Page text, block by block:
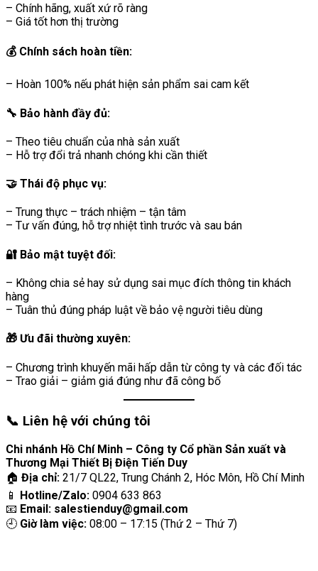
– Chính hãng, xuất xứ rõ ràng
– Giá tốt hơn thị trường
💰 Chính sách hoàn tiền:
– Hoàn 100% nếu phát hiện sản phẩm sai cam kết
🔧 Bảo hành đầy đủ:
– Theo tiêu chuẩn của nhà sản xuất
– Hỗ trợ đổi trả nhanh chóng khi cần thiết
🤝 Thái độ phục vụ:
– Trung thực – trách nhiệm – tận tâm
– Tư vấn đúng, hỗ trợ nhiệt tình trước và sau bán
🔐 Bảo mật tuyệt đối:
– Không chia sẻ hay sử dụng sai mục đích thông tin khách
hàng
– Tuân thủ đúng pháp luật về bảo vệ người tiêu dùng
🎁 Ưu đãi thường xuyên:
– Chương trình khuyến mãi hấp dẫn từ công ty và các đối tác
– Trao giải – giảm giá đúng như đã công bố
📞 Liên hệ với chúng tôi
Chi nhánh Hồ Chí Minh – Công ty Cổ phần Sản xuất và
Thương Mại Thiết Bị Điện Tiến Duy
🏠 Địa chỉ: 21/7 QL22, Trung Chánh 2, Hóc Môn, Hồ Chí Minh
📱 Hotline/Zalo: 0904 633 863
📧 Email: salestienduy@gmail.com
🕘 Giờ làm việc: 08:00 – 17:15 (Thứ 2 – Thứ 7)